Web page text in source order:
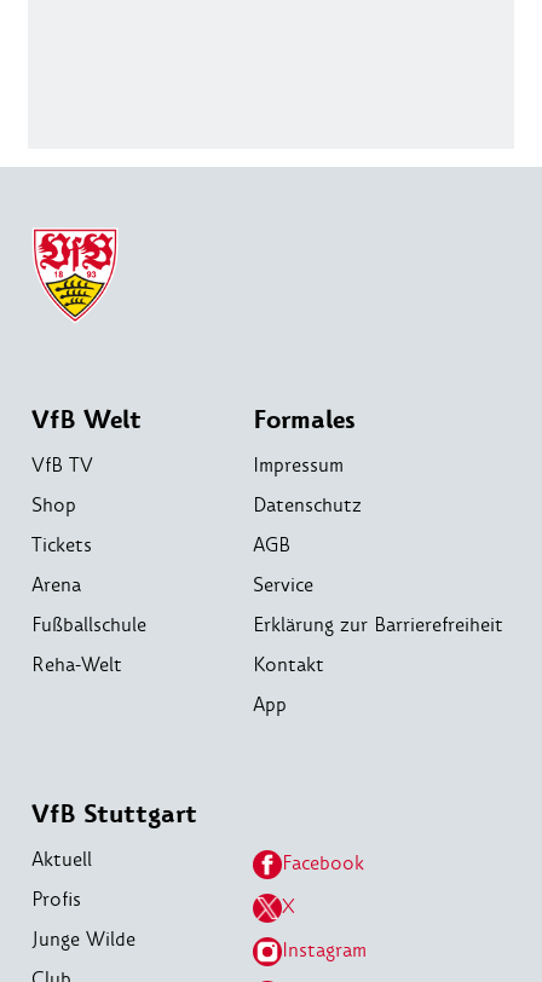
VfB Welt
VfB TV
Shop
Tickets
Arena
Fußballschule
Reha-Welt
Formales
Impressum
Datenschutz
AGB
Service
Erklärung zur Barrierefreiheit
Kontakt
App
VfB Stuttgart
Aktuell
Profis
Junge Wilde
Facebook
X
Instagram